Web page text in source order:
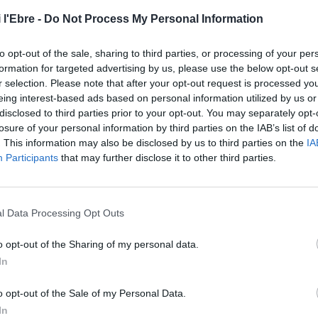
l'Ebre - Do Not Process My Personal Information
opt-out of the sale, sharing to third parties, or processing of your
for targeted advertising by us, please use the below opt-out
selection. Please note that after your opt-out request is processed
interest-based ads based on personal information utilized by us
to third parties prior to your opt-out. You may separately
of your personal information by third parties on the IAB’s list of
This information may also be disclosed by us to third parties on the
Participants that may further disclose it to other third parties.
Data Processing Opt Outs
opt-out of the Sharing of my personal data.
opt-out of the Sale of my Personal Data.
i diferents càncers, entre d’altres.
de ratolins per estudiar, per exemple, la funció de
embrionari i la regulació de la funció cerebral,
específiques, etc. També es podran investigar els
així com assajar l’efectivitat i toxicitat de nous
metabòlica i la nutrició, i testar noves molècules
tingui les condicions d’estar lliure de patògens
d’un de convencional. Així, aquesta zona
i d’un laboratori de micromanipulació,
d’animals transgènics. A més, hi ha un espai per
amb dos quiròfans.